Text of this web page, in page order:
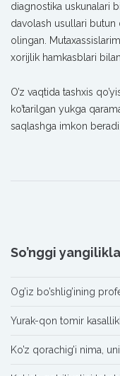
diagnostika uskunalari
davolash usullari butun
olingan.
xorijlik hamkasblari
O’z vaqtida tashxis
ko’tarilgan yukga
saqlashga imkon beradi.
So’nggi
Og’iz bo’shlig’ining
Yurak-qon tomir
Ko’z qorachig’i nima,